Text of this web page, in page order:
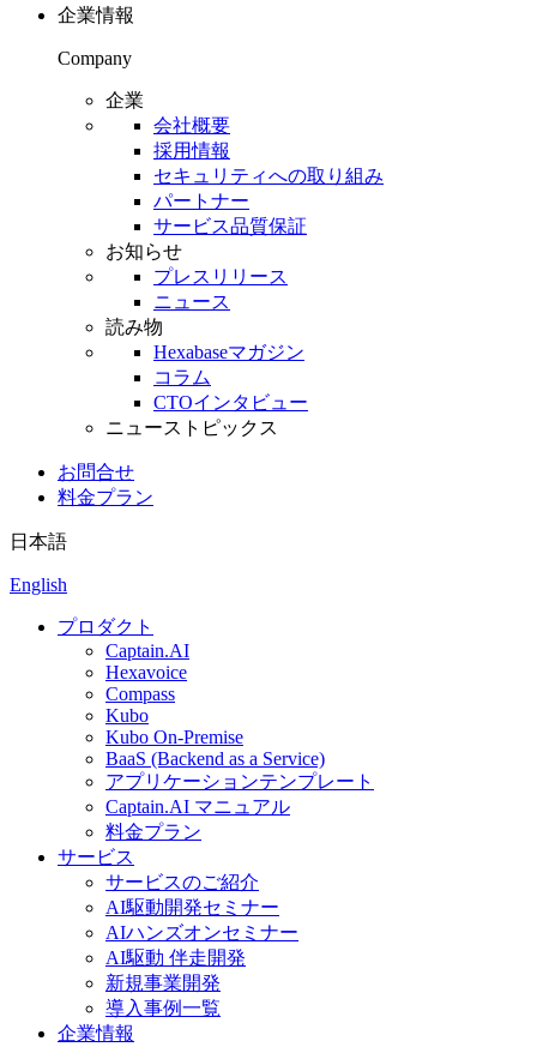
企業情報
Company
企業
会社概要
採用情報
セキュリティへの取り組み
パートナー
サービス品質保証
お知らせ
プレスリリース
ニュース
読み物
Hexabaseマガジン
コラム
CTOインタビュー
ニューストピックス
お問合せ
料金プラン
日本語
English
プロダクト
Captain.AI
Hexavoice
Compass
Kubo
Kubo On-Premise
BaaS (Backend as a Service)
アプリケーションテンプレート
Captain.AI マニュアル
料金プラン
サービス
サービスのご紹介
AI駆動開発セミナー
AIハンズオンセミナー
AI駆動 伴走開発
新規事業開発
導入事例一覧
企業情報